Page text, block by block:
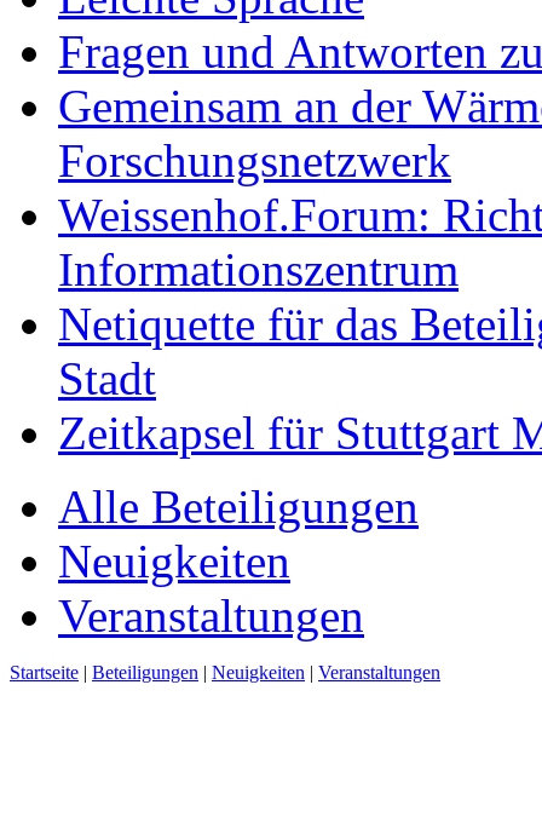
Fragen und Antworten
Gemeinsam an der
Forschungsnetzwerk
Weissenhof.Forum:
Informationszentrum
Netiquette für das
Stadt
Zeitkapsel für Stuttgart
Alle Beteiligungen
Neuigkeiten
Veranstaltungen
Startseite | Beteiligungen | Neuigkeiten | Veranstaltungen